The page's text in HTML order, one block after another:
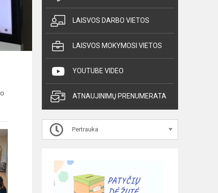
LAISVOS DARBO VIETOS
LAISVOS MOKYMOSI VIETOS
YOUTUBE VIDEO
ATNAUJINIMŲ PRENUMERATA
Pertrauka